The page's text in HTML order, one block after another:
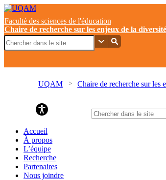
Faculté des sciences de l'éducation
Chaire de recherche sur les enjeux de la
UQAM Chaire de recherche sur
Accueil
À propos
L’équipe
Recherche
Partenaires
Nous joindre